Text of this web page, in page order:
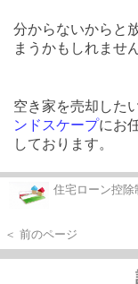
分からないからと
まうかもしれません
空き家を売却した
ンドスケープにお
しております。
住宅ローン控除
＜ 前のページ